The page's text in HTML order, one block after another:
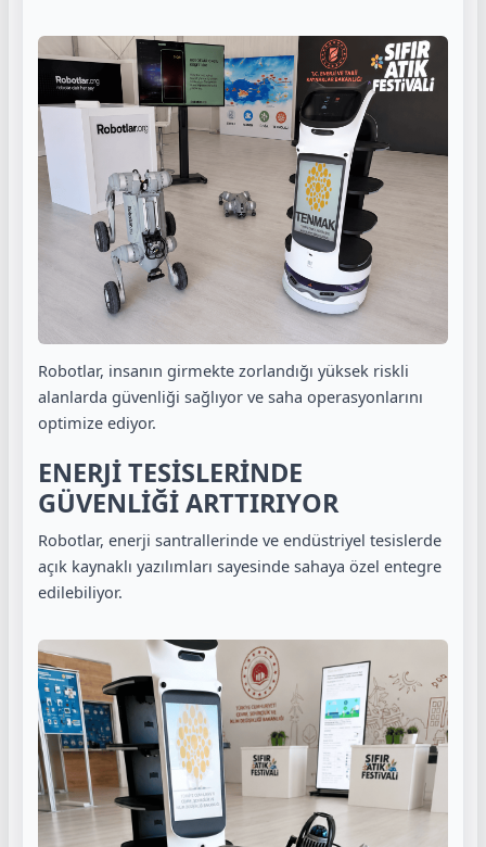
Robotlar, insanın girmekte zorlandığı yüksek riskli
alanlarda güvenliği sağlıyor ve saha operasyonlarını
optimize ediyor.
ENERJİ TESİSLERİNDE
GÜVENLİĞİ ARTTIRIYOR
Robotlar, enerji santrallerinde ve endüstriyel tesislerde
açık kaynaklı yazılımları sayesinde sahaya özel entegre
edilebiliyor.